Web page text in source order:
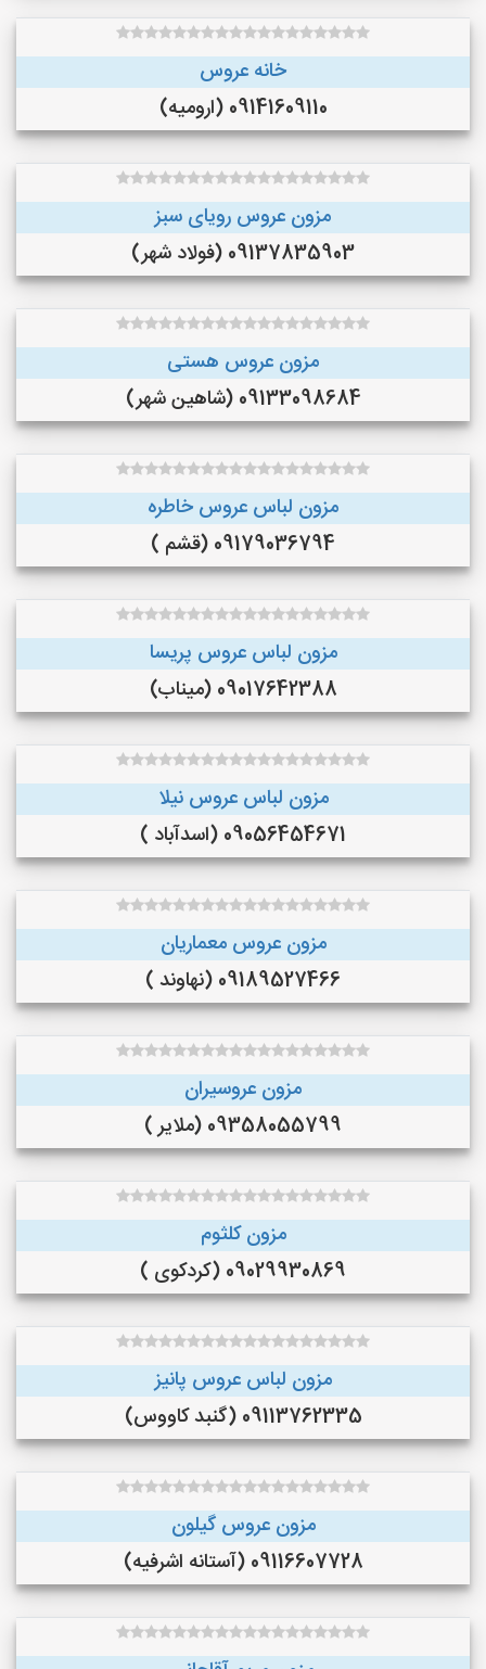
خانه عروس
09141609110 (ارومیه)
مزون عروس رویای سبز
09137835903 (فولاد شهر)
مزون عروس هستی
09133098684 (شاهین شهر)
مزون لباس عروس خاطره
09179036794 (قشم )
مزون لباس عروس پریسا
09017642388 (میناب)
مزون لباس عروس نیلا
09056454671 (اسدآباد )
مزون عروس معماریان
09189527466 (نهاوند )
مزون عروسیران
09358055799 (ملایر )
مزون کلثوم
09029930869 (کردکوی )
مزون لباس عروس پانیز
09113762335 (گنبد کاووس)
مزون عروس گیلون
09116607728 (آستانه اشرفیه)